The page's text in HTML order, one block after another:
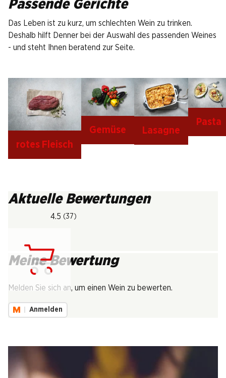
Passende Gerichte
Das Leben ist zu kurz, um schlechten Wein zu trinken.
Deshalb hilft Denner bei der Auswahl des passenden Weines
- und steht Ihnen beratend zur Seite.
rotes Fleisch
Gemüse Lasagne
Pasta
Aktuelle Bewertungen
4.5 (37)
Meine Bewertung
Melden Sie sich an, um einen Wein zu bewerten.
Anmelden